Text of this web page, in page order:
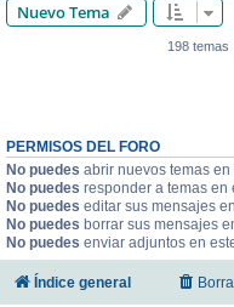
Nuevo Tema
198 temas
PERMISOS DEL FORO
No puedes abrir nuevos temas en
No puedes responder a temas en
No puedes editar sus mensajes
No puedes borrar sus mensajes
No puedes enviar adjuntos en
Índice general